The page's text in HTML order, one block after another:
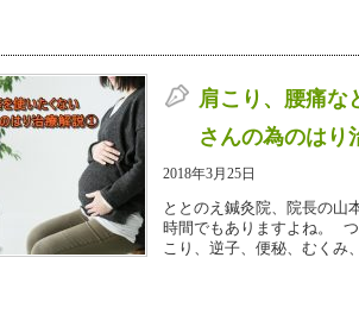
肩こり、腰痛な
さんの為のは
2018年3月25日
ととのえ鍼灸院、院長の山
時間でもありますよね。
こり、逆子、便秘、むくみ